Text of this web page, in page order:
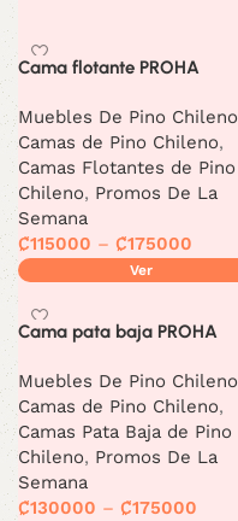
Cama flotante PROHA
Muebles De Pino Chileno
Camas de Pino Chileno,
Camas Flotantes de Pino
Chileno, Promos De La
Semana
₡115000 – ₡175000
Ver
Cama pata baja PROHA
Muebles De Pino Chileno
Camas de Pino Chileno,
Camas Pata Baja de Pino
Chileno, Promos De La
Semana
₡130000 – ₡175000